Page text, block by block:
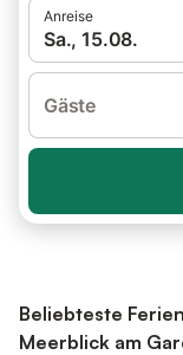
Anreise
Sa., 15.08.
Gäste
Beliebteste
Meerblick am